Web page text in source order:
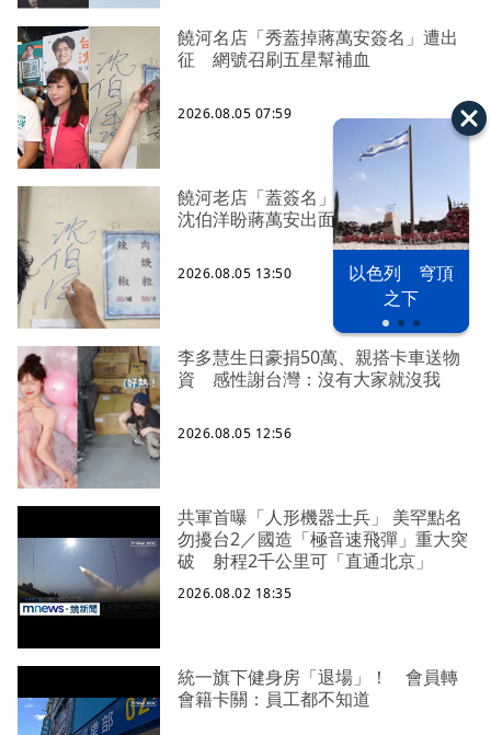
以色列 穹頂
之下
饒河名店「秀蓋掉蔣萬安簽名」遭出
征 網號召刷五星幫補血
2026.08.05 07:59
饒河老店「蓋簽名」遭灌一星負評
沈伯洋盼蔣萬安出面勸支持者
2026.08.05 13:50
李多慧生日豪捐50萬、親搭卡車送物
資 感性謝台灣：沒有大家就沒我
2026.08.05 12:56
共軍首曝「人形機器士兵」 美罕點名
勿擾台2／國造「極音速飛彈」重大突
破 射程2千公里可「直通北京」
2026.08.02 18:35
統一旗下健身房「退場」！ 會員轉
會籍卡關：員工都不知道